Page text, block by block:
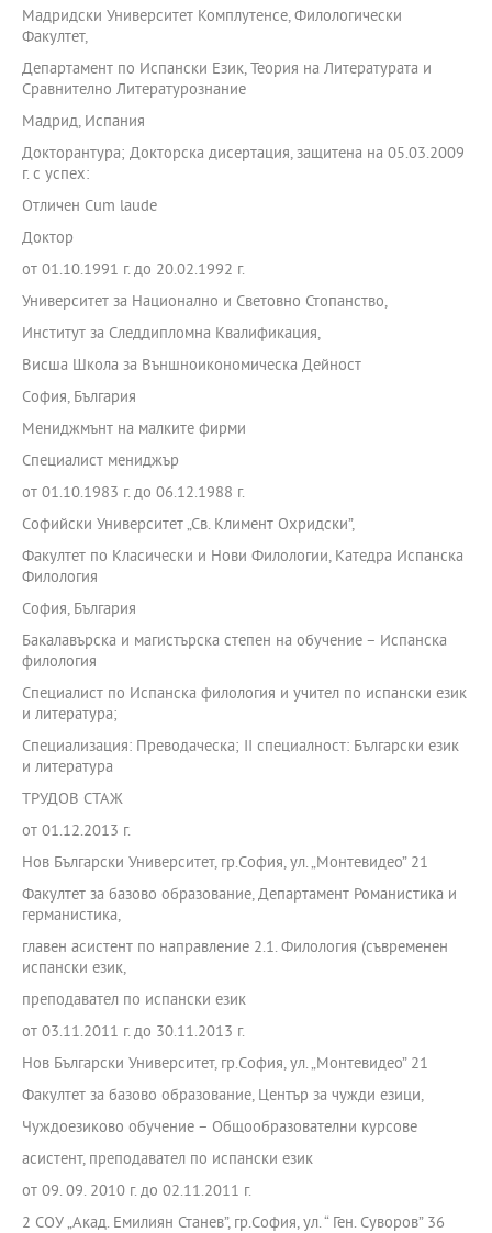
Мадридски Университет Комплутенсе, Филологически
Факултет,
Департамент по Испански Език, Теория на Литературата и
Сравнително Литературознание
Мадрид, Испания
Докторантура; Докторска дисертация, защитена на 05.03.2009
г. с успех:
Отличен Cum laude
Доктор
от 01.10.1991 г. до 20.02.1992 г.
Университет за Национално и Световно Стопанство,
Институт за Следдипломна Квалификация,
Висша Школа за Външноикономическа Дейност
София, България
Мениджмънт на малките фирми
Специалист мениджър
от 01.10.1983 г. до 06.12.1988 г.
Софийски Университет „Св. Климент Охридски”,
Факултет по Класически и Нови Филологии, Катедра Испанска
Филология
София, България
Бакалавърска и магистърска степен на обучение – Испанска
филология
Специалист по Испанска филология и учител по испански език
и литература;
Специализация: Преводаческа; ІІ специалност: Български език
и литература
ТРУДОВ СТАЖ
от 01.12.2013 г.
Нов Български Университет, гр.София, ул. „Монтевидео” 21
Факултет за базово образование, Департамент Романистика и
германистика,
главен асистент по направление 2.1. Филология (съвременен
испански език,
преподавател по испански език
от 03.11.2011 г. до 30.11.2013 г.
Нов Български Университет, гр.София, ул. „Монтевидео” 21
Факултет за базово образование, Център за чужди езици,
Чуждоезиково обучение – Общообразователни курсове
асистент, преподавател по испански език
от 09. 09. 2010 г. до 02.11.2011 г.
2 СОУ „Акад. Емилиян Станев”, гр.София, ул. “ Ген. Суворов” 36